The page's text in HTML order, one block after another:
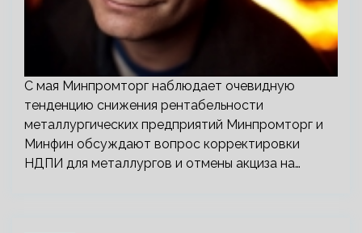
С мая Минпромторг наблюдает очевидную
тенденцию снижения рентабельности
металлургических предприятий Минпромторг и
Минфин обсуждают вопрос корректировки
НДПИ для металлургов и отмены акциза на…